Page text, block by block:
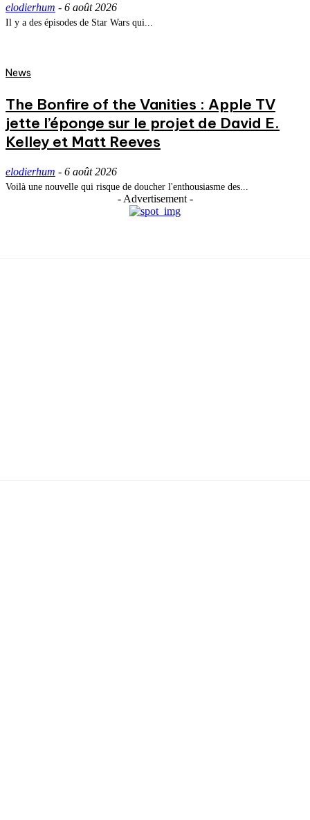
elodierhum - 6 août 2026
Il y a des épisodes de Star Wars qui...
News
The Bonfire of the Vanities : Apple TV
jette l’éponge sur le projet de David E.
Kelley et Matt Reeves
elodierhum - 6 août 2026
Voilà une nouvelle qui risque de doucher l'enthousiasme des...
- Advertisement -